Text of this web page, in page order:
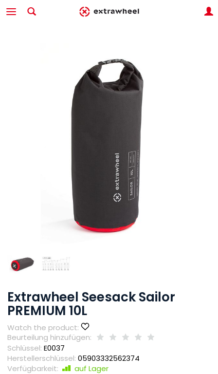
Extrawheel Seesack Sailor
PREMIUM 10L
Watch the product:
Beurteilung hinzufügen:
Schlüssel: E0037
Herstellerschlüssel: 05903332562374
Verfügbarkeit:
auf Lager